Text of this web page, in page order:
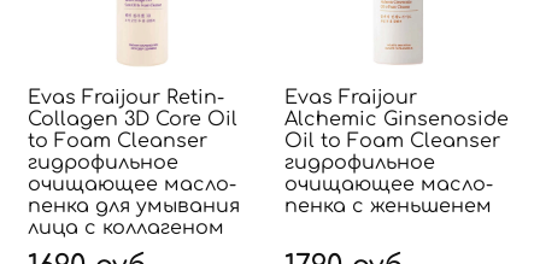
Evas Fraijour Retin-
Collagen 3D Core Oil
to Foam Cleanser
гидрофильное
очищающее масло-
пенка для умывания
лица с коллагеном
Evas Fraijour
Alchemic Ginsenoside
Oil to Foam Cleanser
гидрофильное
очищающее масло-
пенка с женьшенем